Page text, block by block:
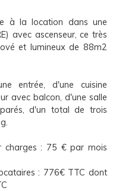
à la location dans une
avec ascenseur, ce très
et lumineux de 88m2
entrée, d'une cuisine
avec balcon, d'une salle
d'un total de trois
charges : 75 € par mois
: 776€ TTC dont